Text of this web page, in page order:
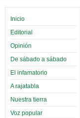
Inicio
Editorial
Opinión
De sábado a sábado
El infamatorio
A rajatabla
Nuestra tierra
Voz popular